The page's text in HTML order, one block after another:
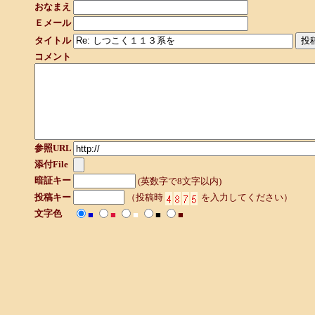
おなまえ
Ｅメール
タイトル
コメント
参照URL
添付File
暗証キー
(英数字で8文字以内)
投稿キー
（投稿時
を入力してください）
文字色
■ ■ ■ ■ ■